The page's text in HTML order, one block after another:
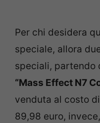
Per chi desidera
speciale, allora
speciali, partendo
“Mass Effect N7
venduta al costo
89,98 euro,